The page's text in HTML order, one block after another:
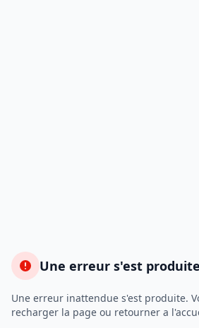
Une erreur s'est produite
Une erreur inattendue s'est produite.
recharger la page ou retourner a